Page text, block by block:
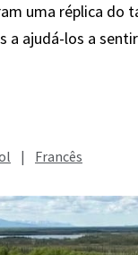
uma réplica do
a ajudá-los a
| Francês